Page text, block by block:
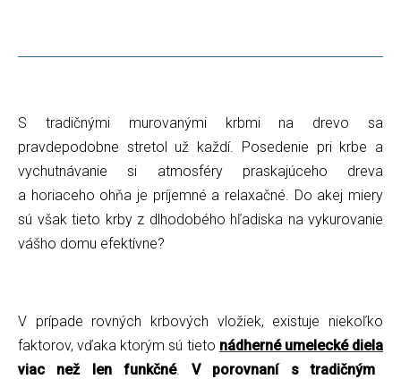
S tradičnými murovanými krbmi na drevo sa
pravdepodobne stretol už každí. Posedenie pri krbe a
vychutnávanie si atmosféry praskajúceho dreva
a horiaceho ohňa je príjemné a relaxačné. Do akej miery
sú však tieto krby z dlhodobého hľadiska na vykurovanie
vášho domu efektívne?
V prípade rovných krbových vložiek, existuje niekoľko
faktorov, vďaka ktorým sú tieto nádherné umelecké diela
viac než len funkčné. V porovnaní s tradičným